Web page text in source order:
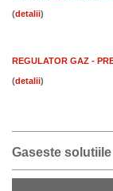
( )
REGULATOR GAZ -
( )
Gaseste